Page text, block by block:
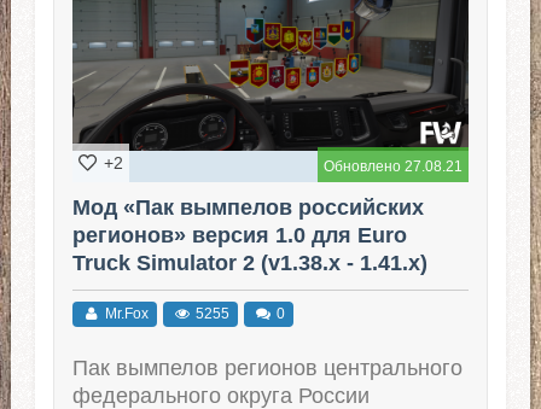
Обновлено 27.08.21
+2
Мод «Пак вымпелов российских
регионов» версия 1.0 для Euro
Truck Simulator 2 (v1.38.x - 1.41.x)
Mr.Fox 5255 0
Пак вымпелов регионов центрального
федерального округа России